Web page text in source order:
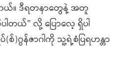
တယ်။ ဒီရတနာတွေနဲ့ အတူ
ါတယ်” လို့ ပြောလေ့ ရှိပါ
န်ဇာဂါကို သူ့ရဲ့စံပြရဟန္တာ